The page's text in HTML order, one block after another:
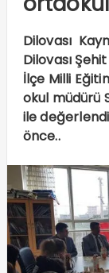
Dilovası
Dilovası
İlçe Milli
okul müdürü
ile
önce..